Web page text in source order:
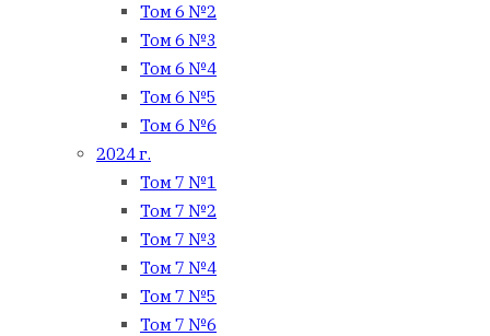
Том 6 №2
Том 6 №3
Том 6 №4
Том 6 №5
Том 6 №6
2024 г.
Том 7 №1
Том 7 №2
Том 7 №3
Том 7 №4
Том 7 №5
Том 7 №6